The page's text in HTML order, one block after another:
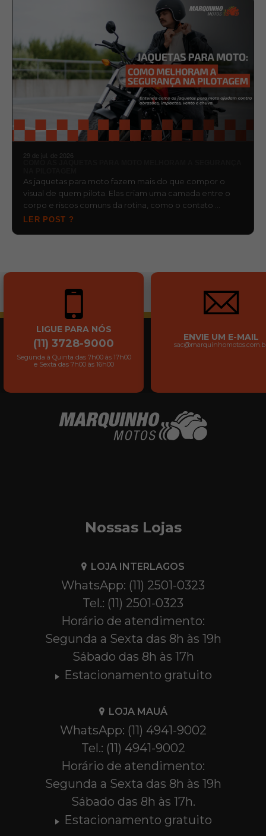
29 de jul. de 2026
As jaquetas para moto fazem mais do que compor o
visual de quem pilota. Elas criam uma camada entre o
corpo e riscos comuns da rotina, como o contato …
LER POST ?
LIGUE PARA NÓS
(11) 3728-9000
Segunda à Quinta das 7h00 às 17h00
e Sexta das 7h00 às 16h00
ENVIE UM E-MAIL
Nossas Lojas
LOJA INTERLAGOS
WhatsApp: (11) 2501-0323
Tel.: (11) 2501-0323
Horário de atendimento:
Segunda a Sexta das 8h às 19h
Sábado das 8h às 17h
Estacionamento gratuito
LOJA MAUÁ
WhatsApp: (11) 4941-9002
Tel.: (11) 4941-9002
Horário de atendimento:
Segunda a Sexta das 8h às 19h
Sábado das 8h às 17h.
Estacionamento gratuito